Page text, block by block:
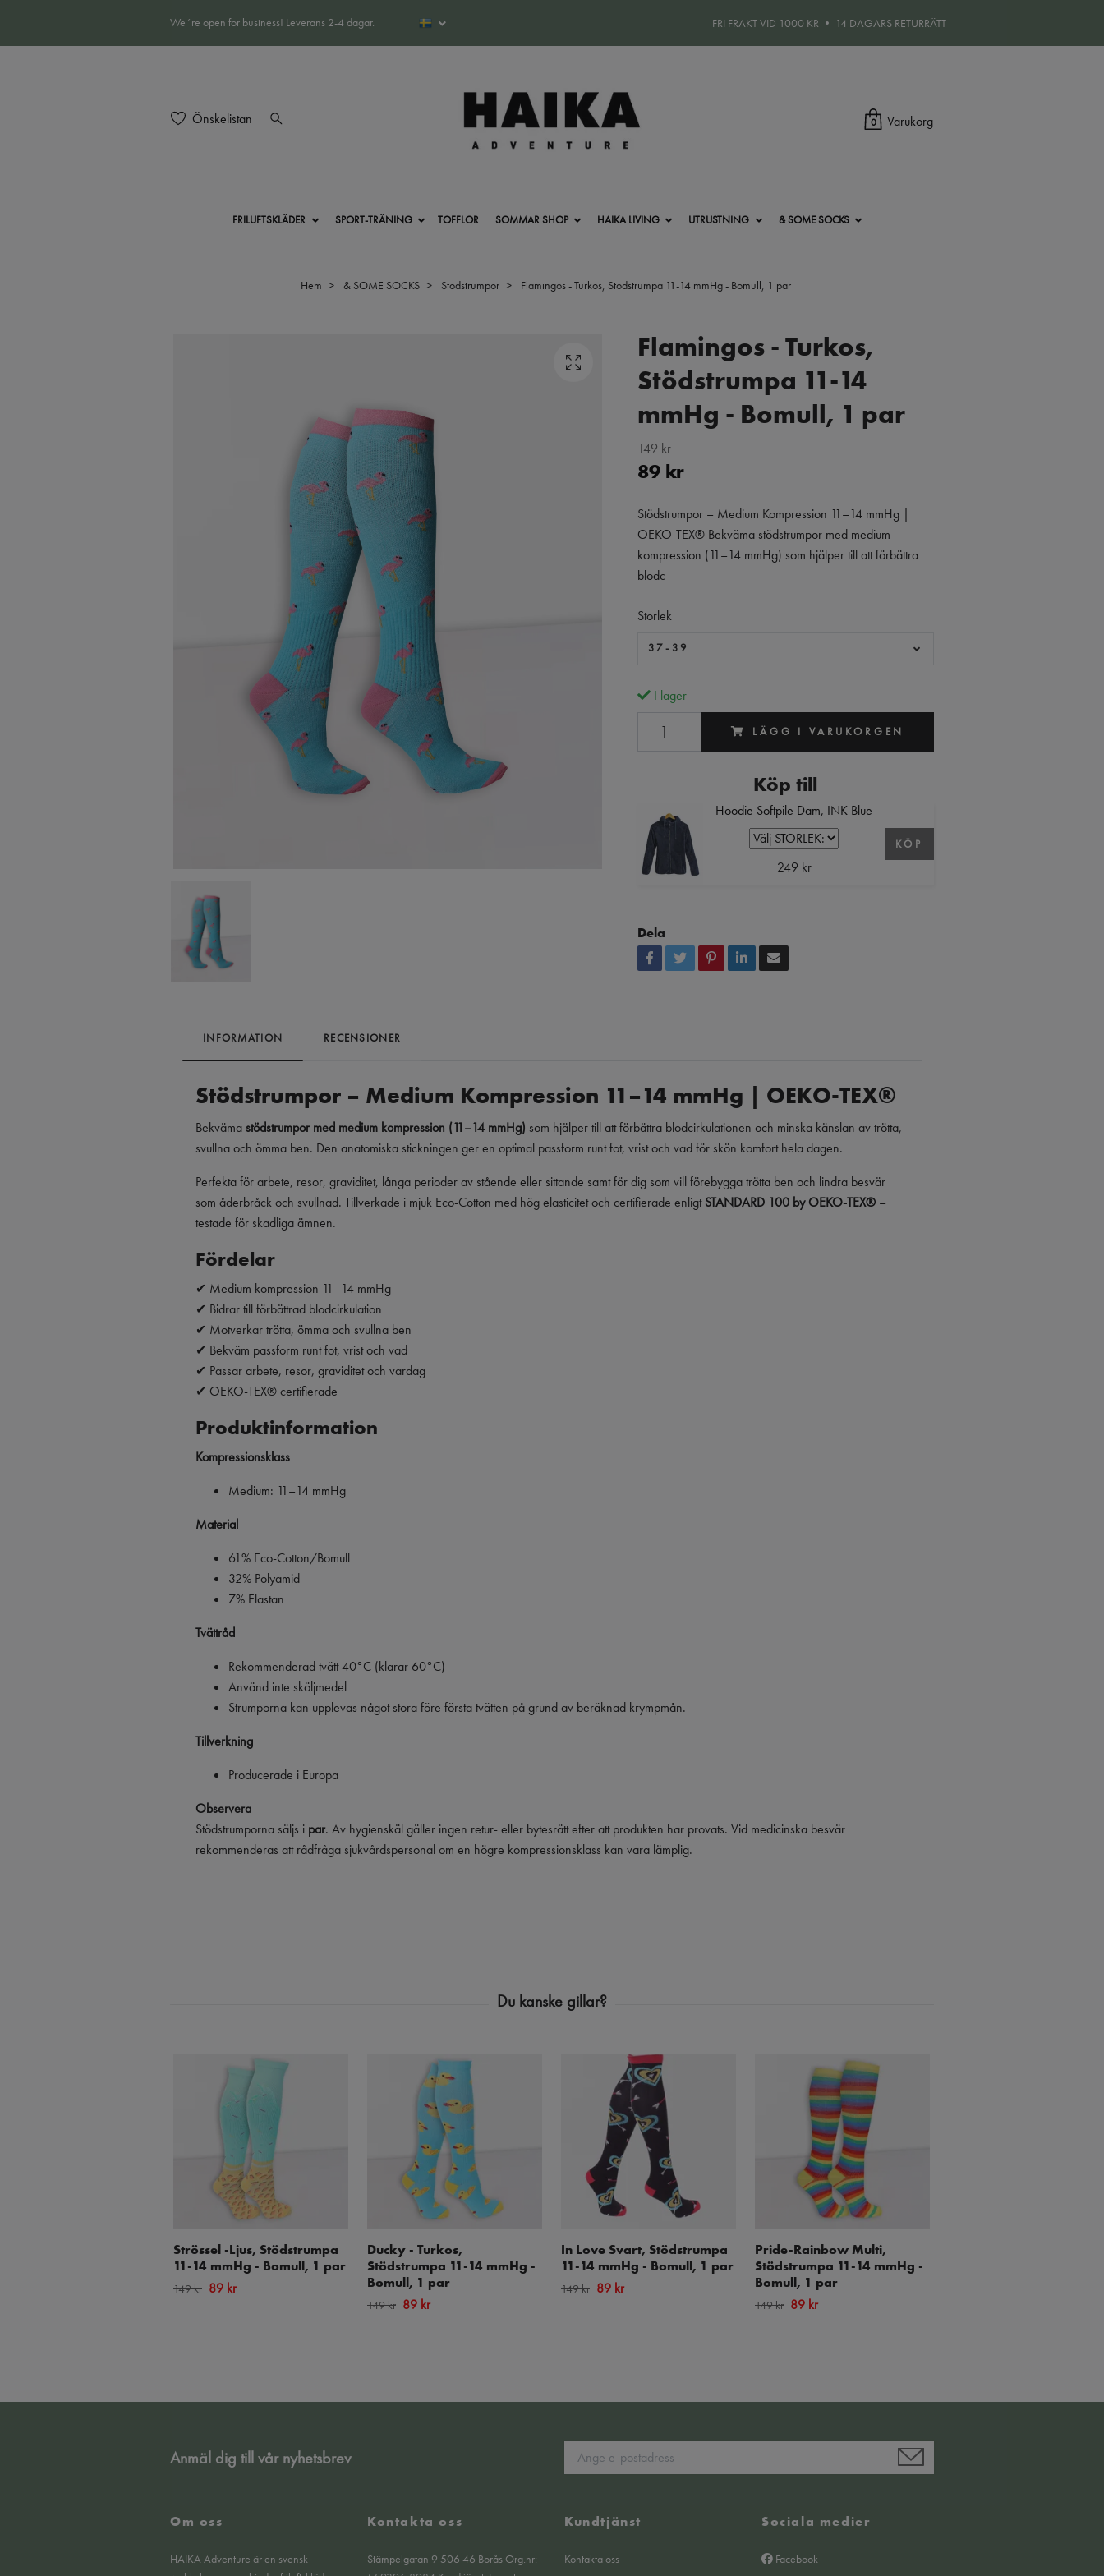
We´re open for business! Leverans 2-4 dagar. FRI FRAKT VID 1000 KR • 14 DAGARS RETURRÄTT
Önskelistan 0 Varukorg
FRILUFTSKLÄDER SPORT-TRÄNING TOFFLOR SOMMAR SHOP HAIKA LIVING UTRUSTNING & SOME SOCKS
Hem & SOME SOCKS Stödstrumpor Flamingos - Turkos, Stödstrumpa 11-14 mmHg - Bomull, 1 par
Flamingos - Turkos,
Stödstrumpa 11-14
mmHg - Bomull, 1 par
149 kr
89 kr
Stödstrumpor – Medium Kompression 11–14 mmHg |
OEKO-TEX® Bekväma stödstrumpor med medium
kompression (11–14 mmHg) som hjälper till att förbättra
blodc
Storlek
37-39
I lager
LÄGG I VARUKORGEN
Köp till
Hoodie Softpile Dam, INK Blue
249 kr
KÖP
Dela
INFORMATION RECENSIONER
Stödstrumpor – Medium Kompression 11–14 mmHg | OEKO-TEX®
Bekvämastödstrumpor med medium kompression (11–14 mmHg) som hjälper till att förbättra blodcirkulationen och minska känslan av trötta,
svullna och ömma ben. Den anatomiska stickningen ger en optimal passform runt fot, vrist och vad för skön komfort hela dagen.
Perfekta för arbete, resor, graviditet, långa perioder av stående eller sittande samt för dig som vill förebygga trötta ben och lindra besvär
som åderbråck och svullnad. Tillverkade i mjuk Eco-Cotton med hög elasticitet och certifierade enligtSTANDARD 100 by OEKO-TEX® –
testade för skadliga ämnen.
Fördelar
✔ Medium kompression 11–14 mmHg
✔ Bidrar till förbättrad blodcirkulation
✔ Motverkar trötta, ömma och svullna ben
✔ Bekväm passform runt fot, vrist och vad
✔ Passar arbete, resor, graviditet och vardag
✔ OEKO-TEX® certifierade
Produktinformation
Kompressionsklass
Medium: 11–14 mmHg
Material
61% Eco-Cotton/Bomull
32% Polyamid
7% Elastan
Tvättråd
Rekommenderad tvätt 40°C (klarar 60°C)
Använd inte sköljmedel
Strumporna kan upplevas något stora före första tvätten på grund av beräknad krympmån.
Tillverkning
Producerade i Europa
Observera
Stödstrumporna säljs i par. Av hygienskäl gäller ingen retur- eller bytesrätt efter att produkten har provats. Vid medicinska besvär
rekommenderas att rådfråga sjukvårdspersonal om en högre kompressionsklass kan vara lämplig.
Strössel -Ljus, Stödstrumpa
11-14 mmHg - Bomull, 1 par
149 kr 89 kr
Ducky - Turkos,
Stödstrumpa 11-14 mmHg -
Bomull, 1 par
149 kr 89 kr
In Love Svart, Stödstrumpa
11-14 mmHg - Bomull, 1 par
149 kr 89 kr
Pride-Rainbow Multi,
Stödstrumpa 11-14 mmHg -
Bomull, 1 par
149 kr 89 kr
Anmäl dig till vår nyhetsbrev
Om oss
HAIKA Adventure är en svensk
Kontakta oss
Stämpelgatan 9 506 46 Borås Org.nr:
Kundtjänst
Kontakta oss
Sociala medier
Facebook